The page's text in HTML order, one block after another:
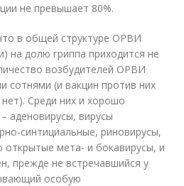
не превышает 80%.
в общей структуре ОРВИ
на долю гриппа приходится не
возбудителей ОРВИ
сотнями (и вакцин против них
Среди них и хорошо
аденовирусы, вирусы
синтициальные, риновирусы,
открытые мета- и бокавирусы, и
прежде не встречавшийся у
особую